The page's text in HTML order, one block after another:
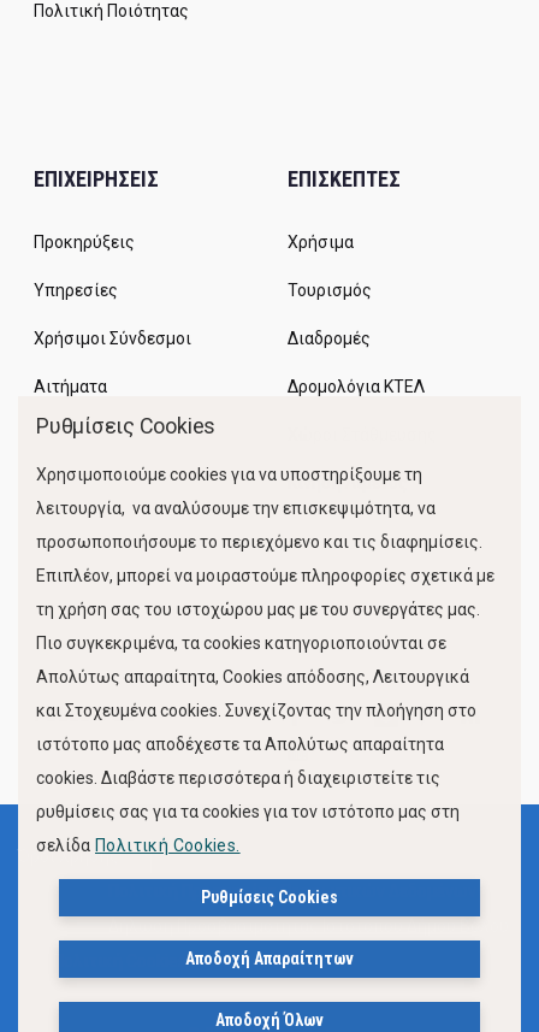
Πολιτική Ποιότητας
ΕΠΙΧΕΙΡΗΣΕΙΣ
Προκηρύξεις
Υπηρεσίες
Χρήσιμοι Σύνδεσμοι
Αιτήματα
ΕΠΙΣΚΕΠΤΕΣ
Χρήσιμα
Τουρισμός
Διαδρομές
Δρομολόγια ΚΤΕΛ
Κίνηση Λιμένος
FOLLOW US
Όροι Χρήσης
Πολιτική Προστασίας Προσωπικών Δεδομένων
Πολιτική Cookies
Ρυθμίσεις Cookies
Χρησιμοποιούμε cookies για να υποστηρίξουμε τη
λειτουργία, να αναλύσουμε την επισκεψιμότητα, να
προσωποποιήσουμε το περιεχόμενο και τις διαφημίσεις.
Επιπλέον, μπορεί να μοιραστούμε πληροφορίες σχετικά με
τη χρήση σας του ιστοχώρου μας με του συνεργάτες μας.
Πιο συγκεκριμένα, τα cookies κατηγοριοποιούνται σε
Απολύτως απαραίτητα, Cookies απόδοσης, Λειτουργικά
και Στοχευμένα cookies. Συνεχίζοντας την πλοήγηση στο
ιστότοπο μας αποδέχεστε τα Απολύτως απαραίτητα
cookies. Διαβάστε περισσότερα ή διαχειριστείτε τις
ρυθμίσεις σας για τα cookies για τον ιστότοπο μας στη
σελίδα Πολιτική Cookies.
Ρυθμίσεις Cookies
Αποδοχή Απαραίτητων
Αποδοχή Όλων